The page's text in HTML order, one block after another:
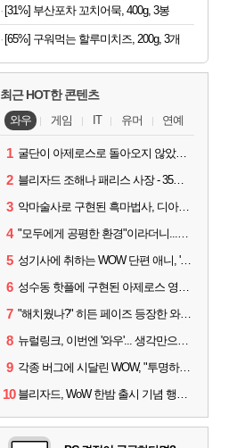
[31%] 부산포차 꼬치어묵, 400g, 3봉
[65%] 구워먹는 할루미치즈, 200g, 3개
최근 HOT한 콘텐츠
와우 게임 IT 유머 연예
1 굴단이 아제로스로 돌아오지 않았다면? 와우 클래식+ 주목
2 블리자드 조해나 패리스 사장 - 35년 역사, 그리고 비전
3 악마술사로 구현된 흑마법사, 디아4 x 와우 콜라보 살펴보기
4 "모두에게 공평한 환경"이라더니...여전히 살아있는 애드온
5 성기사에 취하는 WOW 단편 애니, '신성한 모든 것'
6 성수동 핫플에 구현된 아제로스 영웅들의 안식처, WoW 홈스윗홈
7 "해치웠나?" 히든 페이즈 등장한 와우 '한밤', 세계 최초 킬은 '팀 리퀴드'
8 뉴럴링크, 이번엔 '와우'... 생각만으로 게임하는 시대 성큼
9 각종 버그에 시달린 WOW, "투명하고 신속한 소통과 대응 약속"
10 블리자드, WoW 한밤 출시 기념 행사 '홈스윗홈' 28일 개최